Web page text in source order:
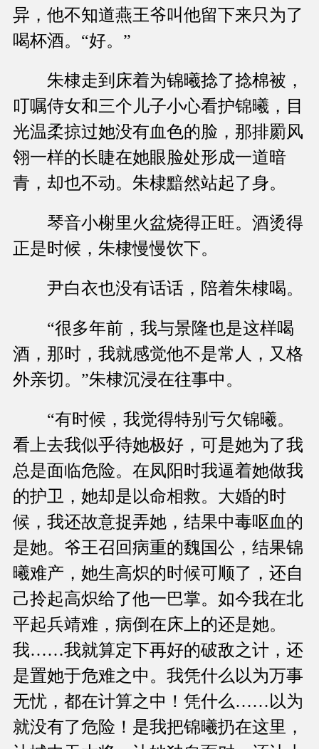
异，他不知道燕王爷叫他留下来只为了
喝杯酒。“好。”
朱棣走到床着为锦曦捻了捻棉被，
叮嘱侍女和三个儿子小心看护锦曦，目
光温柔掠过她没有血色的脸，那排罽风
翎一样的长睫在她眼脸处形成一道暗
青，却也不动。朱棣黯然站起了身。
琴音小榭里火盆烧得正旺。酒烫得
正是时候，朱棣慢慢饮下。
尹白衣也没有话话，陪着朱棣喝。
“很多年前，我与景隆也是这样喝
酒，那时，我就感觉他不是常人，又格
外亲切。”朱棣沉浸在往事中。
“有时候，我觉得特别亏欠锦曦。
看上去我似乎待她极好，可是她为了我
总是面临危险。在凤阳时我逼着她做我
的护卫，她却是以命相救。大婚的时
候，我还故意捉弄她，结果中毒呕血的
是她。爷王召回病重的魏国公，结果锦
曦难产，她生高炽的时候可顺了，还自
己拎起高炽给了他一巴掌。如今我在北
平起兵靖难，病倒在床上的还是她。
我……我就算定下再好的破敌之计，还
是置她于危难之中。我凭什么以为万事
无忧，都在计算之中！凭什么……以为
就没有了危险！是我把锦曦扔在这里，